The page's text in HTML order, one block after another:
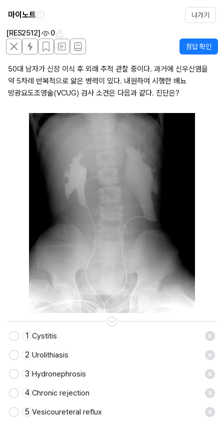
마이노트 나가기
[RES2512] 0
정답 확인
50대 남자가 신장 이식 후 외래 추적 관찰 중이다. 과거에 신우신염을
약 5차례 반복적으로 앓은 병력이 있다. 내원하여 시행한 배뇨
방광요도조영술(VCUG) 검사 소견은 다음과 같다. 진단은?
1 Cystitis
2 Urolithiasis
3 Hydronephrosis
4 Chronic rejection
5 Vesicoureteral reflux